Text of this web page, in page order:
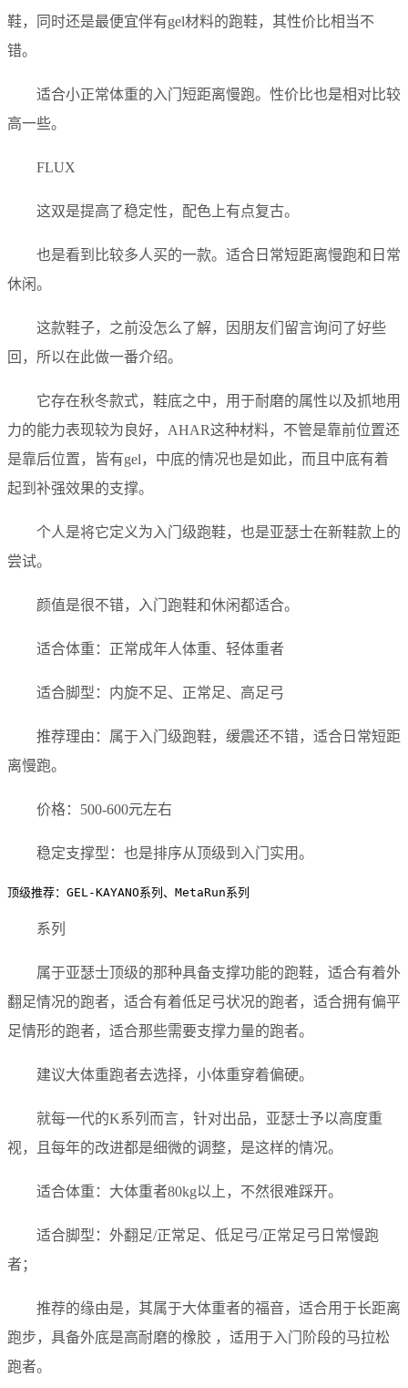
鞋，同时还是最便宜伴有gel材料的跑鞋，其性价比相当不
错。
适合小正常体重的入门短距离慢跑。性价比也是相对比较
高一些。
FLUX
这双是提高了稳定性，配色上有点复古。
也是看到比较多人买的一款。适合日常短距离慢跑和日常
休闲。
这款鞋子，之前没怎么了解，因朋友们留言询问了好些
回，所以在此做一番介绍。
它存在秋冬款式，鞋底之中，用于耐磨的属性以及抓地用
力的能力表现较为良好，AHAR这种材料，不管是靠前位置还
是靠后位置，皆有gel，中底的情况也是如此，而且中底有着
起到补强效果的支撑。
个人是将它定义为入门级跑鞋，也是亚瑟士在新鞋款上的
尝试。
颜值是很不错，入门跑鞋和休闲都适合。
适合体重：正常成年人体重、轻体重者
适合脚型：内旋不足、正常足、高足弓
推荐理由：属于入门级跑鞋，缓震还不错，适合日常短距
离慢跑。
价格：500-600元左右
稳定支撑型：也是排序从顶级到入门实用。
顶级推荐：GEL-KAYANO系列、MetaRun系列
系列
属于亚瑟士顶级的那种具备支撑功能的跑鞋，适合有着外
翻足情况的跑者，适合有着低足弓状况的跑者，适合拥有偏平
足情形的跑者，适合那些需要支撑力量的跑者。
建议大体重跑者去选择，小体重穿着偏硬。
就每一代的K系列而言，针对出品，亚瑟士予以高度重
视，且每年的改进都是细微的调整，是这样的情况。
适合体重：大体重者80kg以上，不然很难踩开。
适合脚型：外翻足/正常足、低足弓/正常足弓日常慢跑
者；
推荐的缘由是，其属于大体重者的福音，适合用于长距离
跑步，具备外底是高耐磨的橡胶 ，适用于入门阶段的马拉松
跑者。